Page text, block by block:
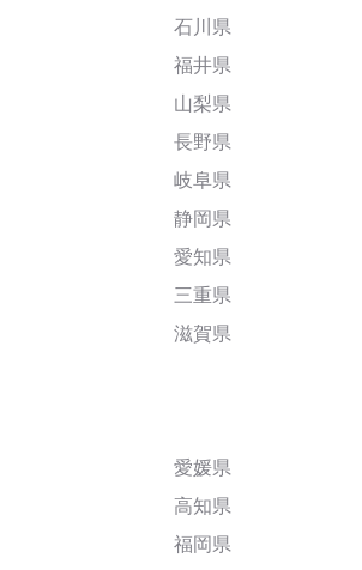
石川県
福井県
山梨県
長野県
岐阜県
静岡県
愛知県
三重県
滋賀県
愛媛県
高知県
福岡県